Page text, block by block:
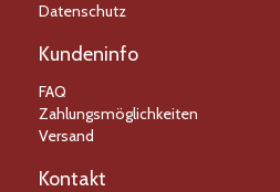
Datenschutz
Kundeninfo
FAQ
Zahlungsmöglichkeiten
Versand
Kontakt